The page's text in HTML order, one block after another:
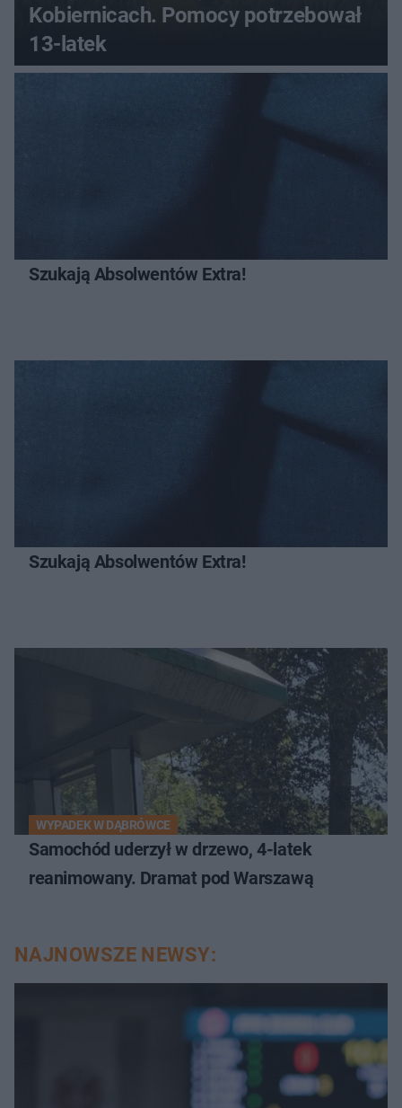
Kobiernicach. Pomocy potrzebował
13-latek
Szukają Absolwentów Extra!
Szukają Absolwentów Extra!
WYPADEK W DĄBRÓWCE
Samochód uderzył w drzewo, 4-latek
reanimowany. Dramat pod Warszawą
NAJNOWSZE NEWSY: